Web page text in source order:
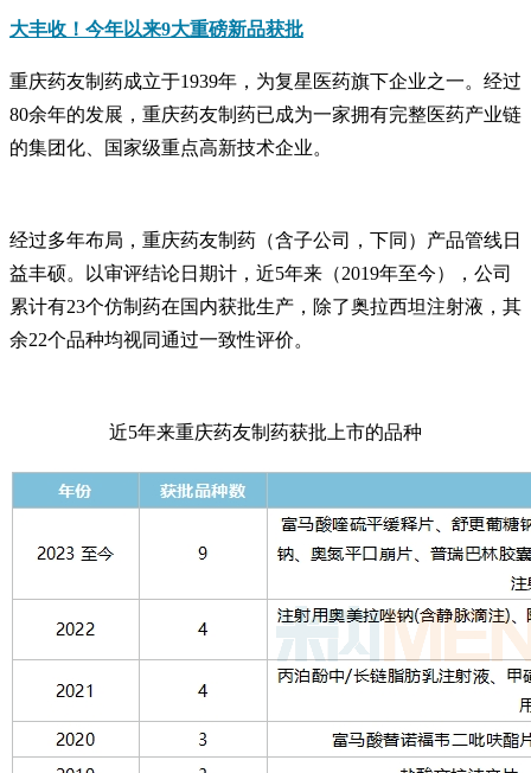
大丰收！今年以来9大重磅新品获批
重庆药友制药成立于1939年，为复星医药旗下企业之一。经过
80余年的发展，重庆药友制药已成为一家拥有完整医药产业链
的集团化、国家级重点高新技术企业。
经过多年布局，重庆药友制药（含子公司，下同）产品管线日
益丰硕。以审评结论日期计，近5年来（2019年至今），公司
累计有23个仿制药在国内获批生产，除了奥拉西坦注射液，其
余22个品种均视同通过一致性评价。
近5年来重庆药友制药获批上市的品种